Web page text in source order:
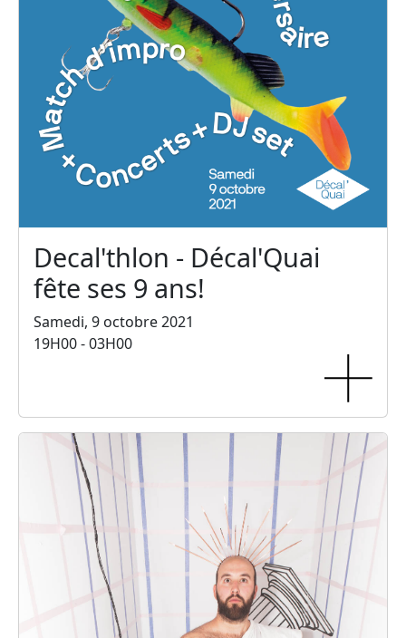
Decal'thlon - Décal'Quai
fête ses 9 ans!
Samedi, 9 octobre 2021
19H00 - 03H00